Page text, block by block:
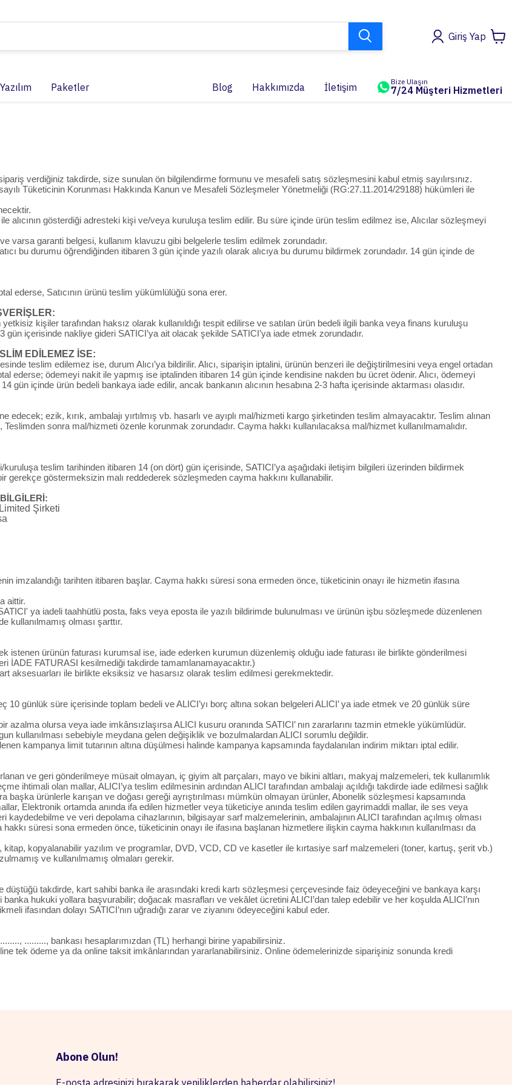
Giriş Yap
Yazılım Paketler Blog Hakkımızda İletişim Bize Ulaşın
7/24 Müşteri Hizmetleri
verdiğiniz takdirde, size sunulan ön bilgilendirme formunu ve mesafeli satış sözleşmesini kabul etmiş sayılırsınız.
Tüketicinin Korunması Hakkında Kanun ve Mesafeli Sözleşmeler Yönetmeliği (RG:27.11.2014/29188) hükümleri ile
alıcının gösterdiği adresteki kişi ve/veya kuruluşa teslim edilir. Bu süre içinde ürün teslim edilmez ise, Alıcılar sözleşmeyi
varsa garanti belgesi, kullanım klavuzu gibi belgelerle teslim edilmek zorundadır.
bu durumu öğrendiğinden itibaren 3 gün içinde yazılı olarak alıcıya bu durumu bildirmek zorundadır. 14 gün içinde de
ederse, Satıcının ürünü teslim yükümlülüğü sona erer.
yetkisiz kişiler tarafından haksız olarak kullanıldığı tespit edilirse ve satılan ürün bedeli ilgili banka veya finans kuruluşu
gün içerisinde nakliye gideri SATICI’ya ait olacak şekilde SATICI’ya iade etmek zorundadır.
EDİLEMEZ İSE:
teslim edilemez ise, durum Alıcı’ya bildirilir. Alıcı, siparişin iptalini, ürünün benzeri ile değiştirilmesini veya engel ortadan
ederse; ödemeyi nakit ile yapmış ise iptalinden itibaren 14 gün içinde kendisine nakden bu ücret ödenir. Alıcı, ödemeyi
gün içinde ürün bedeli bankaya iade edilir, ancak bankanın alıcının hesabına 2-3 hafta içerisinde aktarması olasıdır.
ezik, kırık, ambalajı yırtılmış vb. hasarlı ve ayıplı mal/hizmeti kargo şirketinden teslim almayacaktır. Teslim alınan
sonra mal/hizmeti özenle korunmak zorundadır. Cayma hakkı kullanılacaksa mal/hizmet kullanılmamalıdır.
teslim tarihinden itibaren 14 (on dört) gün içerisinde, SATICI’ya aşağıdaki iletişim bilgileri üzerinden bildirmek
göstermeksizin malı reddederek sözleşmeden cayma hakkını kullanabilir.
Şirketi
imzalandığı tarihten itibaren başlar. Cayma hakkı süresi sona ermeden önce, tüketicinin onayı ile hizmetin ifasına
aittir.
ya iadeli taahhütlü posta, faks veya eposta ile yazılı bildirimde bulunulması ve ürünün işbu sözleşmede düzenlenen
kullanılmamış olması şarttır.
istenen ürünün faturası kurumsal ise, iade ederken kurumun düzenlemiş olduğu iade faturası ile birlikte gönderilmesi
İADE FATURASI kesilmediği takdirde tamamlanamayacaktır.)
aksesuarları ile birlikte eksiksiz ve hasarsız olarak teslim edilmesi gerekmektedir.
günlük süre içerisinde toplam bedeli ve ALICI’yı borç altına sokan belgeleri ALICI’ ya iade etmek ve 20 günlük süre
azalma olursa veya iade imkânsızlaşırsa ALICI kusuru oranında SATICI’ nın zararlarını tazmin etmekle yükümlüdür.
kullanılması sebebiyle meydana gelen değişiklik ve bozulmalardan ALICI sorumlu değildir.
kampanya limit tutarının altına düşülmesi halinde kampanya kapsamında faydalanılan indirim miktarı iptal edilir.
ve geri gönderilmeye müsait olmayan, iç giyim alt parçaları, mayo ve bikini altları, makyaj malzemeleri, tek kullanımlık
ihtimali olan mallar, ALICI’ya teslim edilmesinin ardından ALICI tarafından ambalajı açıldığı takdirde iade edilmesi sağlık
ürünlerle karışan ve doğası gereği ayrıştırılması mümkün olmayan ürünler, Abonelik sözleşmesi kapsamında
Elektronik ortamda anında ifa edilen hizmetler veya tüketiciye anında teslim edilen gayrimaddi mallar, ile ses veya
kaydedebilme ve veri depolama cihazlarının, bilgisayar sarf malzemelerinin, ambalajının ALICI tarafından açılmış olması
süresi sona ermeden önce, tüketicinin onayı ile ifasına başlanan hizmetlere ilişkin cayma hakkının kullanılması da
kopyalanabilir yazılım ve programlar, DVD, VCD, CD ve kasetler ile kırtasiye sarf malzemeleri (toner, kartuş, şerit vb.)
ve kullanılmamış olmaları gerekir.
düştüğü takdirde, kart sahibi banka ile arasındaki kredi kartı sözleşmesi çerçevesinde faiz ödeyeceğini ve bankaya karşı
hukuki yollara başvurabilir; doğacak masrafları ve vekâlet ücretini ALICI’dan talep edebilir ve her koşulda ALICI’nın
ifasından dolayı SATICI’nın uğradığı zarar ve ziyanını ödeyeceğini kabul eder.
........., bankası hesaplarımızdan (TL) herhangi birine yapabilirsiniz.
tek ödeme ya da online taksit imkânlarından yararlanabilirsiniz. Online ödemelerinizde siparişiniz sonunda kredi
Abone Olun!
E-posta adresinizi bırakarak yeniliklerden haberdar olabilirsiniz!